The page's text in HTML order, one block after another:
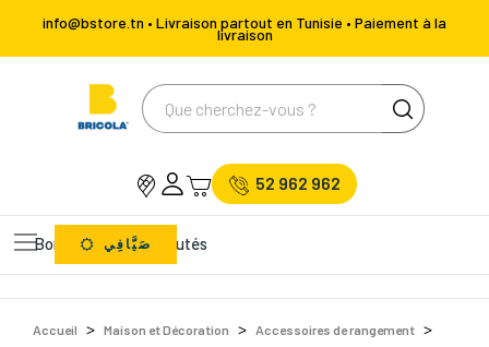
info@bstore.tn • Livraison partout en Tunisie • Paiement à la
livraison
52 962 962
Bons Plans Nouveautés
صَيَّافِي
Accueil Maison et Décoration
Accessoires de rangement